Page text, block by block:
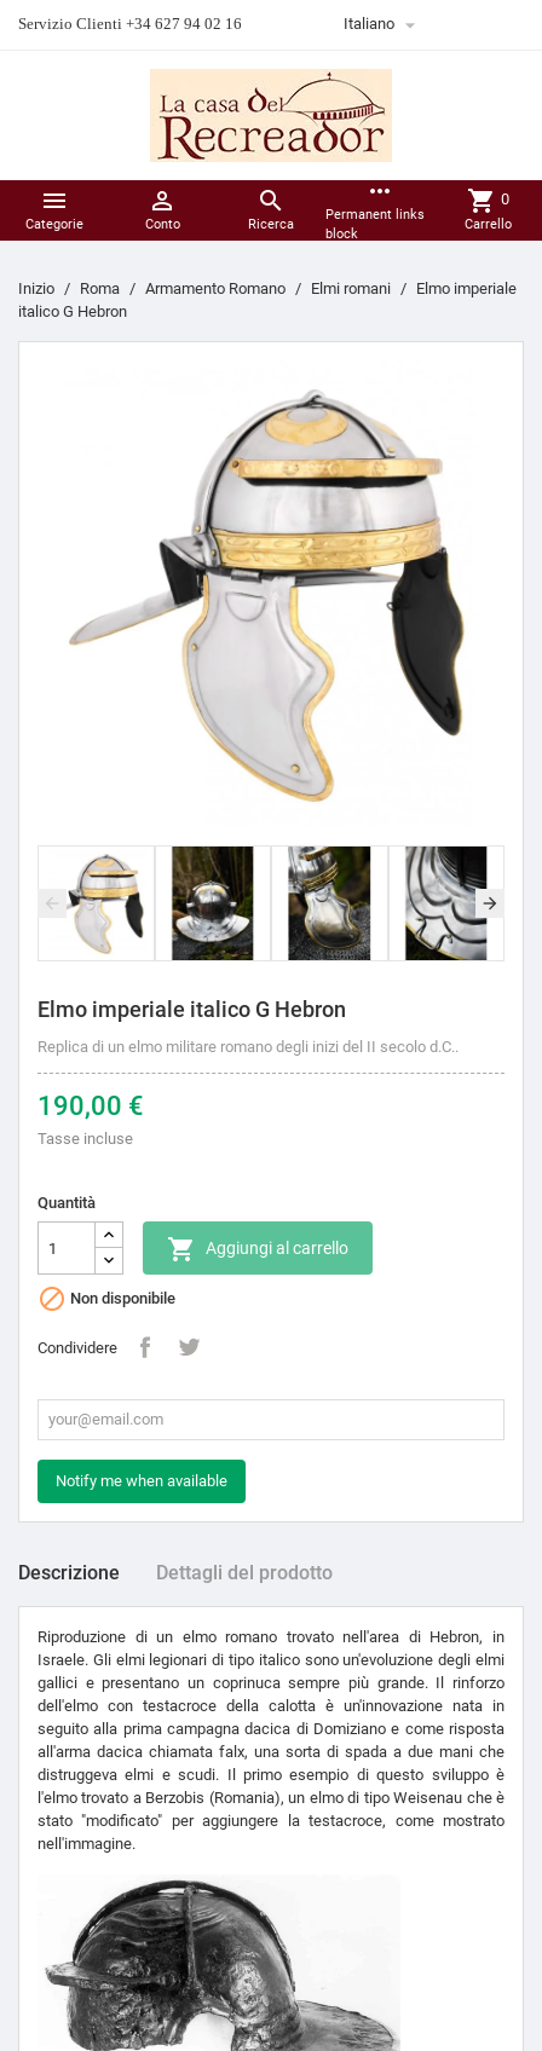
Servizio Clienti +34 627 94 02 16 Italiano 

Categorie

Conto

Ricerca
more_horiz
Permanent links
block
shopping_cart 0
Carrello
Inizio Roma Armamento Romano Elmi romani
Elmo imperiale
italico G Hebron
Elmo imperiale italico G Hebron
Replica di un elmo militare romano degli inizi del II secolo d.C..
190,00 €
Tasse incluse
Quantità
 Aggiungi al carrello
 Non disponibile
Condividere
Notify me when available
Descrizione Dettagli del prodotto
Riproduzione di un elmo romano trovato nell'area di Hebron, in
Israele. Gli elmi legionari di tipo italico sono un'evoluzione degli elmi
gallici e presentano un coprinuca sempre più grande. Il rinforzo
dell'elmo con testacroce della calotta è un'innovazione nata in
seguito alla prima campagna dacica di Domiziano e come risposta
all'arma dacica chiamata falx, una sorta di spada a due mani che
distruggeva elmi e scudi. Il primo esempio di questo sviluppo è
l'elmo trovato a Berzobis (Romania), un elmo di tipo Weisenau che è
stato "modificato" per aggiungere la testacroce, come mostrato
nell'immagine.